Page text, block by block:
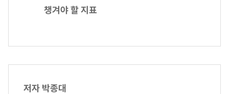
챙겨야 할 지표
저자 박종대